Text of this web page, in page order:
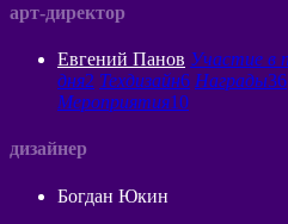
арт-директор
Евгений Панов Участие в
дня2 Техдизайн6 Награды36
Мероприятия10
дизайнер
Богдан Юкин